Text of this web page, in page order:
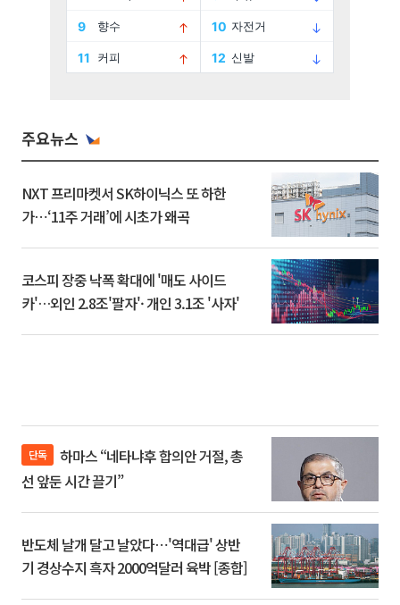
주요뉴스
NXT 프리마켓서 SK하이닉스 또 하한
가⋯‘11주 거래’에 시초가 왜곡
코스피 장중 낙폭 확대에 '매도 사이드
카'…외인 2.8조'팔자'· 개인 3.1조 '사자'
단독
선 앞둔 시간 끌기”
반도체 날개 달고 날았다⋯'역대급' 상반
기 경상수지 흑자 2000억달러 육박 [종합]